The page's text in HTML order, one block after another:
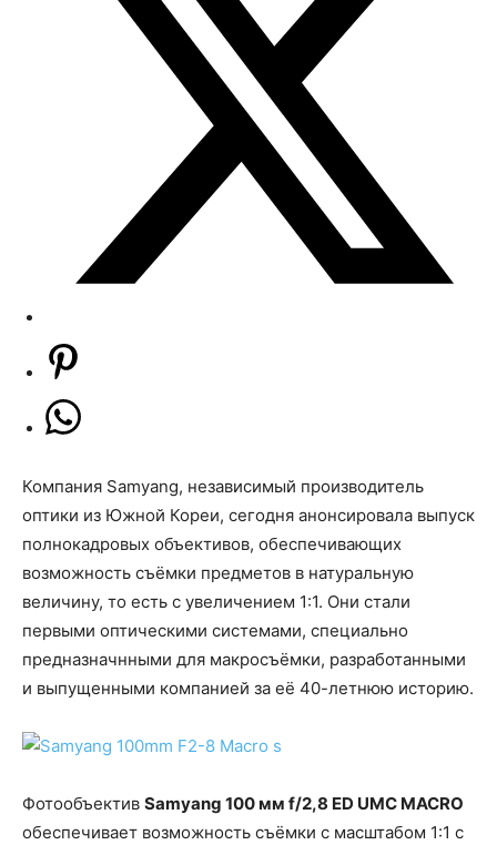
Компания Samyang, независимый производитель
оптики из Южной Кореи, сегодня анонсировала выпуск
полнокадровых объективов, обеспечивающих
возможность съёмки предметов в натуральную
величину, то есть с увеличением 1:1. Они стали
первыми оптическими системами, специально
предназначнными для макросъёмки, разработанными
и выпущенными компанией за её 40-летнюю историю.
Фотообъектив Samyang 100 мм f/2,8 ED UMC MACRO
обеспечивает возможность съёмки с масштабом 1:1 с